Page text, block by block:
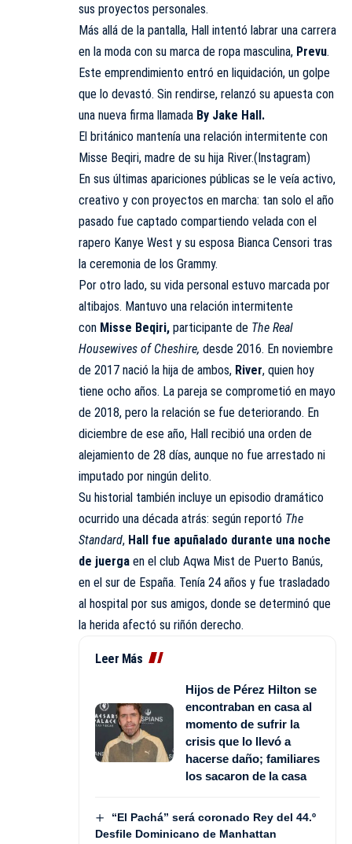
sus proyectos personales.
Más allá de la pantalla, Hall intentó labrar una carrera
en la moda con su marca de ropa masculina, Prevu.
Este emprendimiento entró en liquidación, un golpe
que lo devastó. Sin rendirse, relanzó su apuesta con
una nueva firma llamada By Jake Hall.
El británico mantenía una relación intermitente con
Misse Beqiri, madre de su hija River.(Instagram)
En sus últimas apariciones públicas se le veía activo,
creativo y con proyectos en marcha: tan solo el año
pasado fue captado compartiendo velada con el
rapero Kanye West y su esposa Bianca Censori tras
la ceremonia de los Grammy.
Por otro lado, su vida personal estuvo marcada por
altibajos. Mantuvo una relación intermitente
con Misse Beqiri, participante de The Real
Housewives of Cheshire, desde 2016. En noviembre
de 2017 nació la hija de ambos, River, quien hoy
tiene ocho años. La pareja se comprometió en mayo
de 2018, pero la relación se fue deteriorando. En
diciembre de ese año, Hall recibió una orden de
alejamiento de 28 días, aunque no fue arrestado ni
imputado por ningún delito.
Su historial también incluye un episodio dramático
ocurrido una década atrás: según reportó The
Standard, Hall fue apuñalado durante una noche
de juerga en el club Aqwa Mist de Puerto Banús,
en el sur de España. Tenía 24 años y fue trasladado
al hospital por sus amigos, donde se determinó que
la herida afectó su riñón derecho.
Leer Más
Hijos de Pérez Hilton se
encontraban en casa al
momento de sufrir la
crisis que lo llevó a
hacerse daño; familiares
los sacaron de la casa
“El Pachá” será coronado Rey del 44.º
Desfile Dominicano de Manhattan